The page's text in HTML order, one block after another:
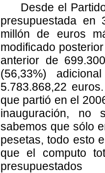
Desde el Partido
presupuestada en
millón de euros
modificado
anterior de
(56,33%)
5.783.868,22
que partió en el
inauguración, no
sabemos que sólo
pesetas, todo esto
que el computo
presupuestados